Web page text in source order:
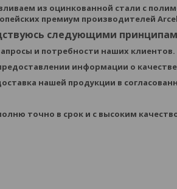
из оцинкованной стали с
премиум производителей
следующими
и потребности наших клиентов.
информации о
нашей продукции в
точно в срок и с высоким